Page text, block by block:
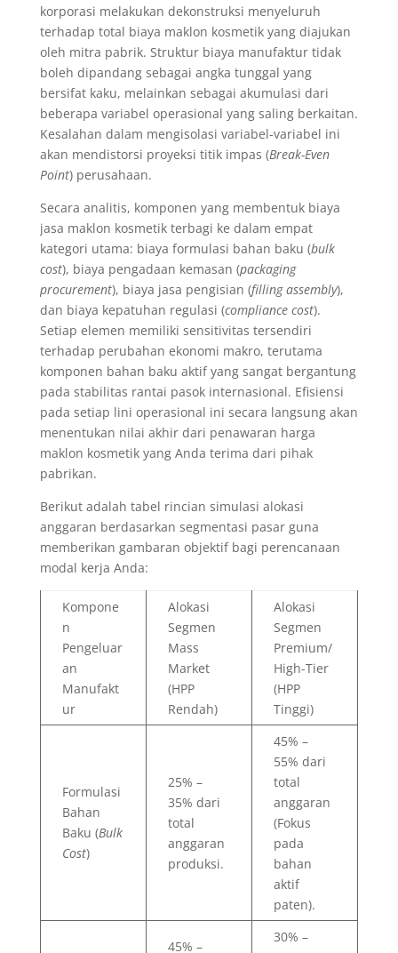
korporasi melakukan dekonstruksi menyeluruh
terhadap total biaya maklon kosmetik yang diajukan
oleh mitra pabrik. Struktur biaya manufaktur tidak
boleh dipandang sebagai angka tunggal yang
bersifat kaku, melainkan sebagai akumulasi dari
beberapa variabel operasional yang saling berkaitan.
Kesalahan dalam mengisolasi variabel-variabel ini
akan mendistorsi proyeksi titik impas (Break-Even
Point) perusahaan.
Secara analitis, komponen yang membentuk biaya
jasa maklon kosmetik terbagi ke dalam empat
kategori utama: biaya formulasi bahan baku (bulk
cost), biaya pengadaan kemasan (packaging
procurement), biaya jasa pengisian (filling assembly),
dan biaya kepatuhan regulasi (compliance cost).
Setiap elemen memiliki sensitivitas tersendiri
terhadap perubahan ekonomi makro, terutama
komponen bahan baku aktif yang sangat bergantung
pada stabilitas rantai pasok internasional. Efisiensi
pada setiap lini operasional ini secara langsung akan
menentukan nilai akhir dari penawaran harga
maklon kosmetik yang Anda terima dari pihak
pabrikan.
Berikut adalah tabel rincian simulasi alokasi
anggaran berdasarkan segmentasi pasar guna
memberikan gambaran objektif bagi perencanaan
modal kerja Anda:
Kompone
n
Pengeluar
an
Manufakt
ur
Alokasi
Segmen
Mass
Market
(HPP
Rendah)
Alokasi
Segmen
Premium/
High-Tier
(HPP
Tinggi)
Formulasi
Bahan
Baku (Bulk
Cost)
25% –
35% dari
total
anggaran
produksi.
45% –
55% dari
total
anggaran
(Fokus
pada
bahan
aktif
paten).
45% –
30% –